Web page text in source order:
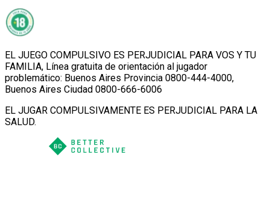
EL JUEGO COMPULSIVO ES PERJUDICIAL PARA VOS Y TU
FAMILIA, Línea gratuita de orientación al jugador
problemático: Buenos Aires Provincia 0800-444-4000,
Buenos Aires Ciudad 0800-666-6006
EL JUGAR COMPULSIVAMENTE ES PERJUDICIAL PARA LA
SALUD.